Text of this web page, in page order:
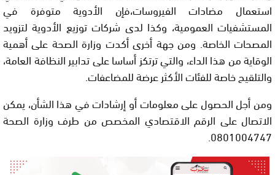
استعمال مضادات الفيروسات،فإن الأدوية متوفرة في
المستشفيات العمومية، وكذا لدى شركات توزيع الأدوية لتزويد
المصحات الخاصة. ومن جهة أخرى أكدت وزارة الصحة على أهمية
الوقاية من هذا الداء، والتي ترتكز أساسا على تدابير النظافة العامة،
والتلقيح خاصة للفئات الأكثر عرضة للمضاعفات.
ومن أجل الحصول على معلومات أو إرشادات في هذا الشأن، يمكن
الاتصال على الرقم الاقتصادي المخصص من طرف وزارة الصحة
0801004747.